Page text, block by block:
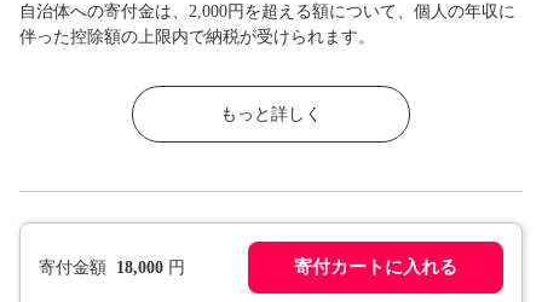
自治体への寄付金は、2,000円を超える額について、個人の年収に
伴った控除額の上限内で納税が受けられます。
もっと詳しく
寄付金額 18,000 円 寄付カートに入れる